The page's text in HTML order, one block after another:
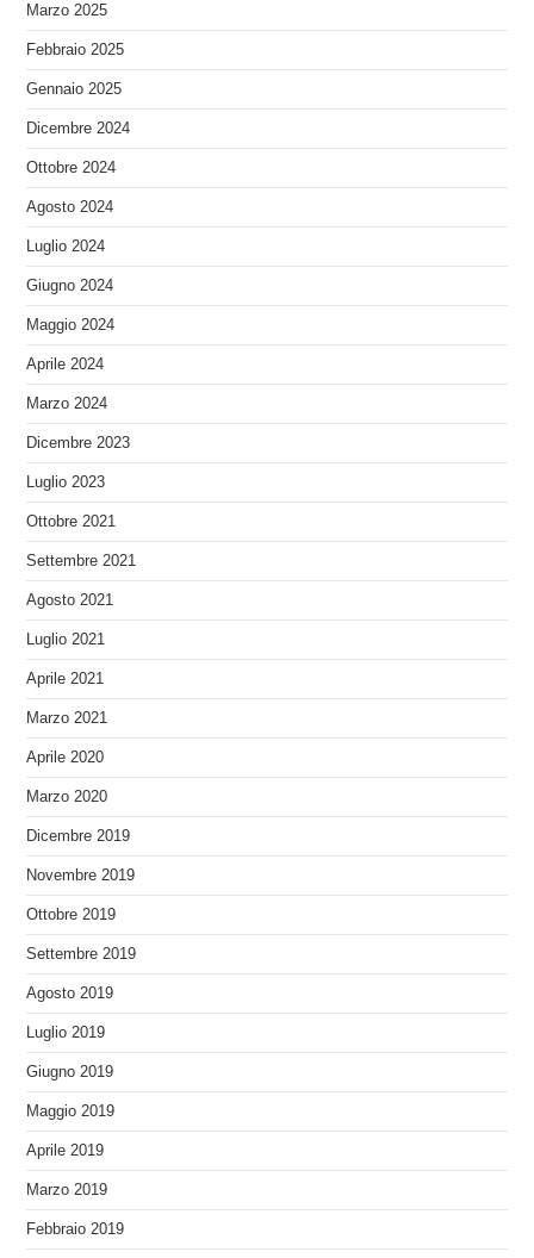
Marzo 2025
Febbraio 2025
Gennaio 2025
Dicembre 2024
Ottobre 2024
Agosto 2024
Luglio 2024
Giugno 2024
Maggio 2024
Aprile 2024
Marzo 2024
Dicembre 2023
Luglio 2023
Ottobre 2021
Settembre 2021
Agosto 2021
Luglio 2021
Aprile 2021
Marzo 2021
Aprile 2020
Marzo 2020
Dicembre 2019
Novembre 2019
Ottobre 2019
Settembre 2019
Agosto 2019
Luglio 2019
Giugno 2019
Maggio 2019
Aprile 2019
Marzo 2019
Febbraio 2019